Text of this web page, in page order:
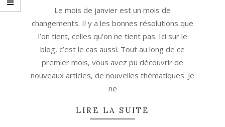
Le mois de janvier est un mois de
changements. Il y a les bonnes résolutions que
l’on tient, celles qu’on ne tient pas. Ici sur le
blog, c’est le cas aussi. Tout au long de ce
premier mois, vous avez pu découvrir de
nouveaux articles, de nouvelles thématiques. Je
ne
LIRE LA SUITE